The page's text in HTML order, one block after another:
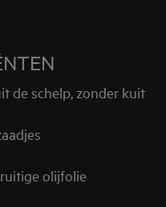
de schelp, zonder kuit
olijfolie